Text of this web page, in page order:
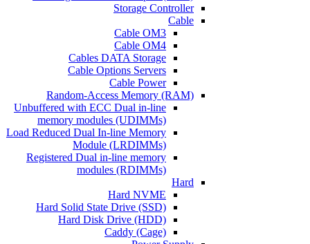
Storage Controller
Cable
Cable OM3
Cable OM4
Cables DATA Storage
Cable Options Servers
Cable Power
Random-Access Memory (RAM)
Unbuffered with ECC Dual in-line
memory modules (UDIMMs)
Load Reduced Dual In-line Memory
Module (LRDIMMs)
Registered Dual in-line memory
modules (RDIMMs)
Hard
Hard NVME
Hard Solid State Drive (SSD)
Hard Disk Drive (HDD)
Caddy (Cage)